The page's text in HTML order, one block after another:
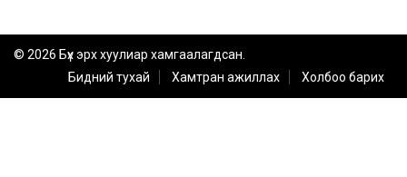
© 2026 Бүх эрх хуулиар хамгаалагдсан.
Бидний тухай
Хамтран ажиллах Холбоо барих